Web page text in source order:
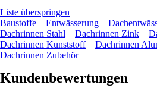
Liste überspringen
Baustoffe
Entwässerung
Dachrinnen Stahl
Dachrinnen Zink
Dachrinnen Kunststoff
Dachrinnen
Dachrinnen Zubehör
Kundenbewertungen